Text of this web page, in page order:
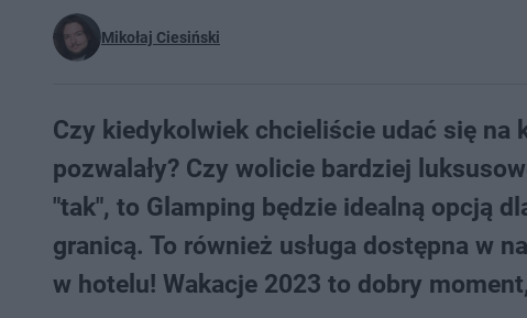
Mikołaj Ciesiński
Czy kiedykolwiek chcieliście udać się na
pozwalały? Czy wolicie bardziej
"tak", to Glamping będzie idealną opcją
granicą. To również usługa dostępna w
w hotelu! Wakacje 2023 to dobry